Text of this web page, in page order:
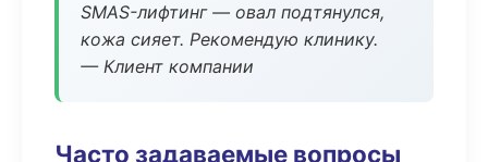
SMAS-лифтинг — овал подтянулся,
кожа сияет. Рекомендую клинику.
— Клиент компании
Часто задаваемые вопросы